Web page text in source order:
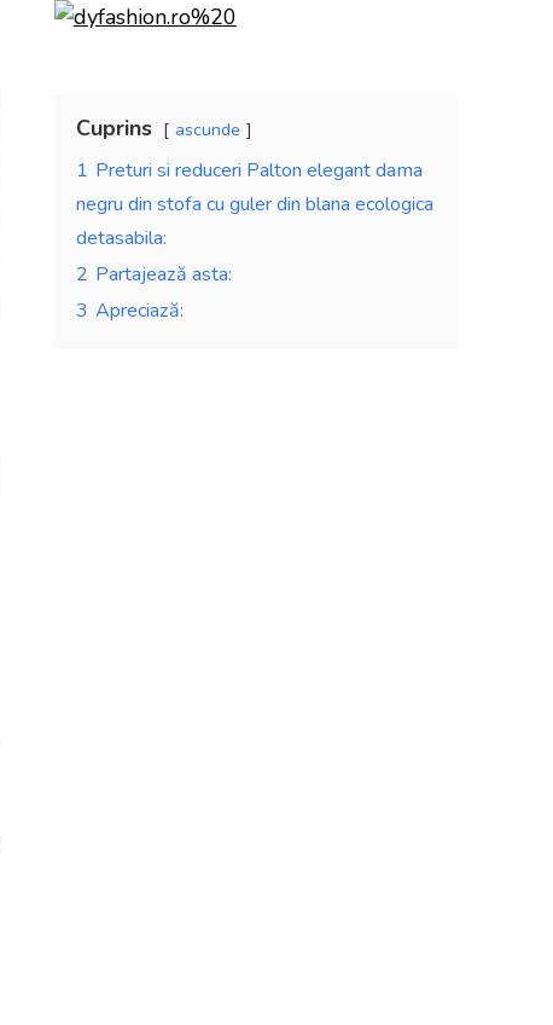
Cuprins ascunde
1 Preturi si reduceri Palton elegant dama
negru din stofa cu guler din blana ecologica
detasabila:
2 Partajează asta:
3 Apreciază: